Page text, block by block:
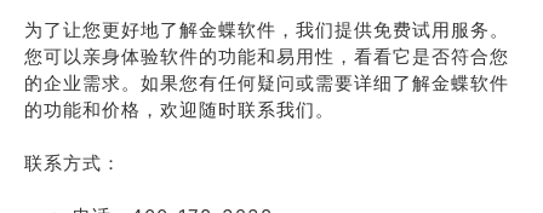
为了让您更好地了解金蝶软件，我们提供免费试用服务。
您可以亲身体验软件的功能和易用性，看看它是否符合您
的企业需求。如果您有任何疑问或需要详细了解金蝶软件
的功能和价格，欢迎随时联系我们。
联系方式：